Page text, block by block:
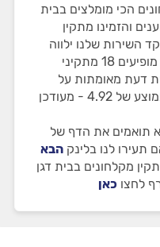
הכי מומלצים בבית
והזמינו מתקין
השירות שלנו ילווה
אתכם עד לסיום העבודה. באתר מופיעים 18 מתקיני
שבדקנו עם 1,973 חוות דעת מאומתות על
תיקון והתקנת מקלחון, בדירוג ממוצע של 4.92 - מעודכן
תואמים את הדף של
תעירו לנו בלינק הבא
מקלחונים בבית דגן
לחצו כאן